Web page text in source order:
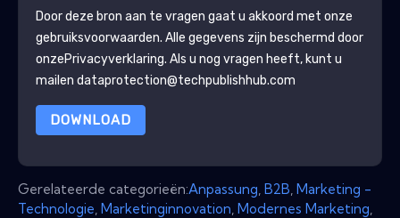
Door deze bron aan te vragen gaat u akkoord met onze
gebruiksvoorwaarden. Alle gegevens zijn beschermd door
onzePrivacyverklaring. Als u nog vragen heeft, kunt u
mailen dataprotection@techpublishhub.com
DOWNLOAD
Gerelateerde categorieën:Anpassung B2B Marketing -
Technologie Marketinginnovation Modernes Marketing